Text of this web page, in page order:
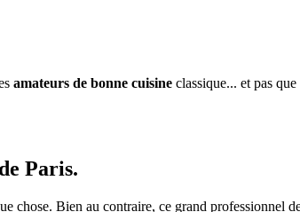
amateurs de bonne cuisine classique... et pas
Paris.
chose. Bien au contraire, ce grand professionnel